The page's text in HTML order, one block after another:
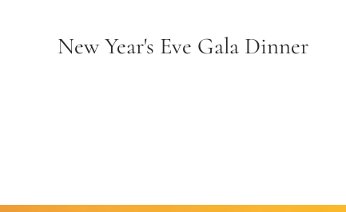
New Year's Eve Gala Dinner